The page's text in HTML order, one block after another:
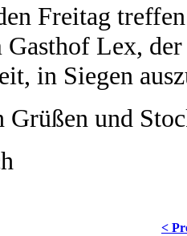
Freitag
Lex,
in Siegen
Grüßen und
<